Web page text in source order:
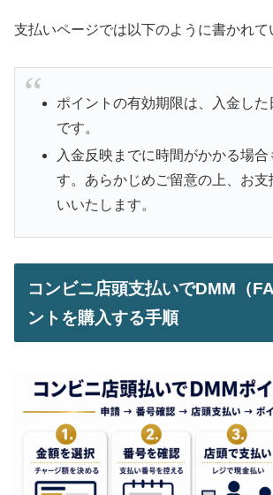
支払いページでは以下のように書かれて
ポイントの有効期限は、入金した
です。
入金反映までに時間がかかる場合
す。あらかじめご留意の上、お支
いいたします。
コンビニ店頭支払いでDMM（
ントを購入する手順